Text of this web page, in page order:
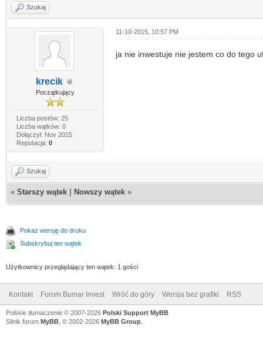
Szukaj
krecik
Początkujący
Liczba postów: 25
Liczba wątków: 0
Dołączył: Nov 2015
Reputacja: 0
11-10-2015, 10:57 PM
ja nie inwestuje nie jestem co do tego
Szukaj
« Starszy wątek Nowszy wątek »
Pokaż wersję do druku
Subskrybuj ten wątek
Użytkownicy przeglądający ten wątek: 1 gości
Kontakt Forum Bumar Invest Wróć do góry Wersja bez grafiki RSS
Polskie tłumaczenie © 2007-2026 Polski Support MyBB
Silnik forum MyBB , © 2002-2026 MyBB Group